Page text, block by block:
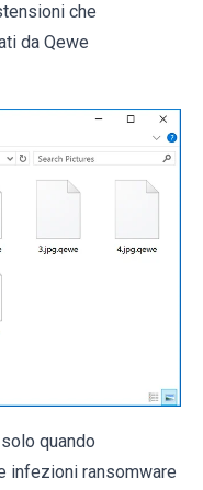
che
da Qewe
quando
infezioni ransomware